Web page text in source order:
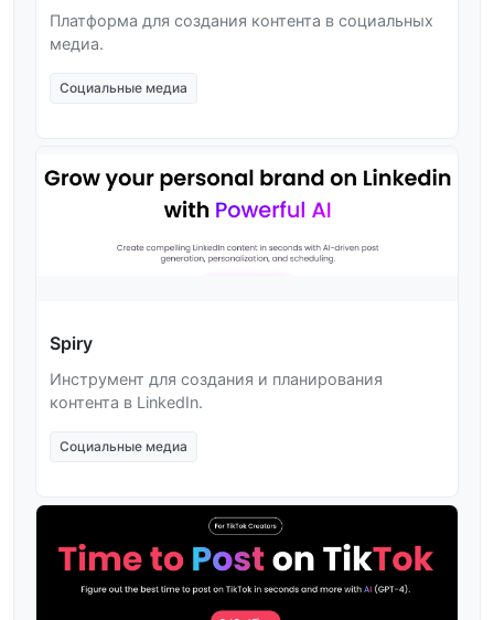
Платформа для создания контента в социальных
медиа.
Социальные медиа
Spiry
Инструмент для создания и планирования
контента в LinkedIn.
Социальные медиа